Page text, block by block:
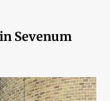
Sevenum